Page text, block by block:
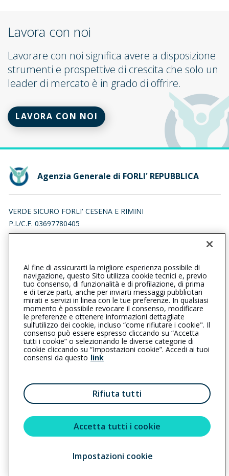
Lavora con noi
Lavorare con noi significa avere a disposizione
strumenti e prospettive di crescita che solo un
leader di mercato è in grado di offrire.
LAVORA CON NOI
Agenzia Generale di FORLI' REPUBBLICA
VERDE SICURO FORLI' CESENA E RIMINI
P.I./C.F. 03697780405
VIALE ALFREDO ORIANI 9/B, 47122 FORLI' (FC)
0543922499
forlirepubblica@cattolica.it
ufficio@pec.verdesicuro.it
L’intermediario è soggetto al controllo dell’IVASS. Consulta il
Registro RUI al seguentelink
Privacy | Cookie |
Il Gruppo Generali
Reclami
| Note legali |
Accessibilità
Copyright © 2023 - Cattolica Assicurazioni è un marchio commerciale di
Generali Italia S.p.A. - Partita IVA del Gruppo Assicurazioni Generali S.p.A.
Al fine di assicurarti la migliore esperienza possibile di
navigazione, questo Sito utilizza cookie tecnici e, previo
tuo consenso, di funzionalità e di profilazione, di prima
e di terze parti, anche per inviarti messaggi pubblicitari
mirati e servizi in linea con le tue preferenze. In qualsiasi
momento è possibile revocare il consenso, modificare
le preferenze e ottenere informazioni dettagliate
sull’utilizzo dei cookie, incluso “come rifiutare i cookie". Il
consenso può essere espresso cliccando su “Accetta
tutti i cookie” o selezionando le diverse categorie di
cookie cliccando su “Impostazioni cookie”. Accedi ai tuoi
consensi da questo link
Rifiuta tutti
Accetta tutti i cookie
Impostazioni cookie